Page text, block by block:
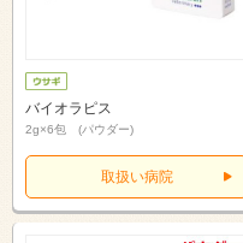
バイオラピス
2g×6包 (パウダー)
取扱い病院